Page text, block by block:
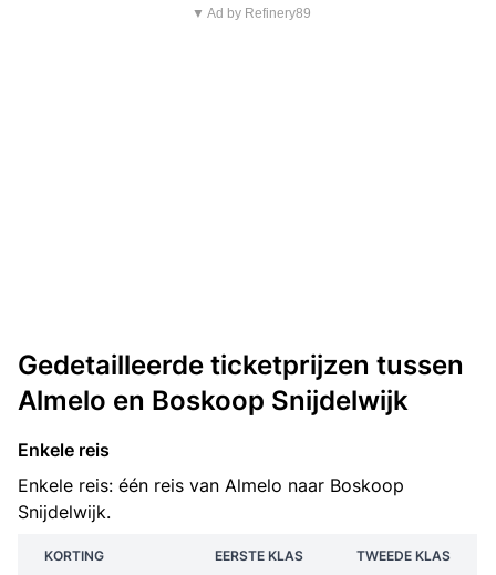
▼ Ad by Refinery89
Gedetailleerde ticketprijzen tussen
Almelo en Boskoop Snijdelwijk
Enkele reis
Enkele reis: één reis van Almelo naar Boskoop
Snijdelwijk.
KORTING EERSTE KLAS TWEEDE KLAS